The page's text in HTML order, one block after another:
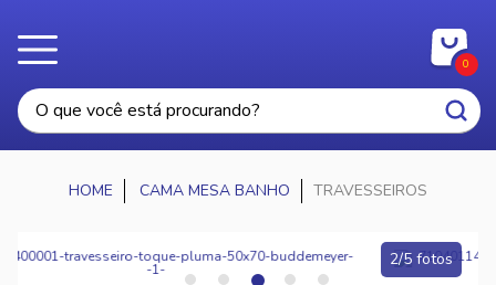
0
CAMA MESA BANHO TRAVESSEIROS
2/5 fotos